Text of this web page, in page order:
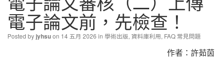
電子論文前，先檢查！
Posted by jyhsuon 14 五月 2026 in 學術出版, 資料庫利用, FAQ 常見問題
作者：許茹茵